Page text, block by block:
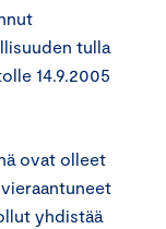
tulla
14.9.2005
ovat olleet
yhdistää